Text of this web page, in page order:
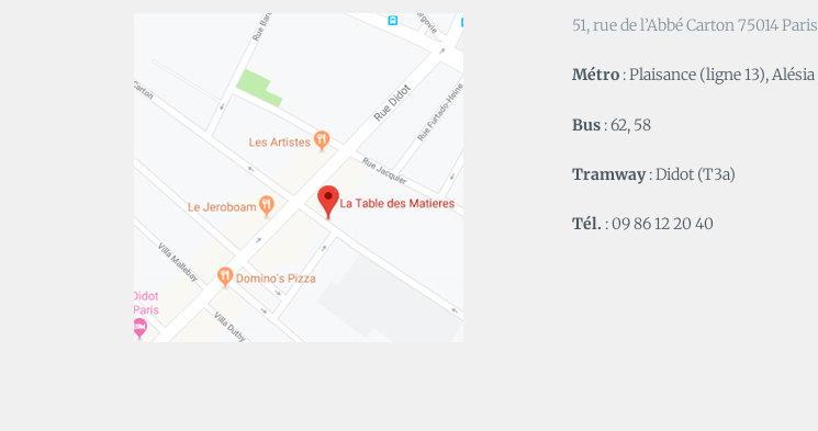
51, rue de l’Abbé Carton 75014 Paris
Métro : Plaisance (ligne 13),
Bus : 62, 58
Tramway: Didot (T3a)
Tél. : 09 86 12 20 40